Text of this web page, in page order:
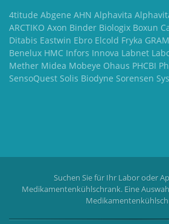
4titude Abgene AHN Alphavita
ARCTIKO Axon Binder Biologix Boxun
Ditabis Eastwin Ebro Elcold Fryka
Benelux HMC Infors Innova Labnet
Mether Midea Mobeye Ohaus PHCBI
SensoQuest Solis Biodyne Sorensen
Suchen Sie für Ihr Labor oder
Medikamentenkühlschrank. Eine